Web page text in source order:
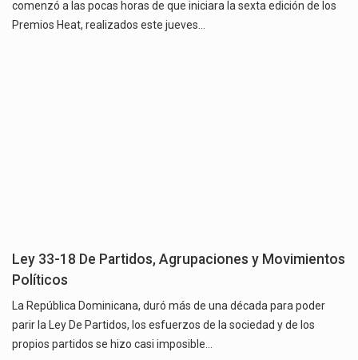
comenzó a las pocas horas de que iniciara la sexta edición de los
Premios Heat, realizados este jueves…
Ley 33-18 De Partidos, Agrupaciones y Movimientos
Políticos
La República Dominicana, duró más de una década para poder
parir la Ley De Partidos, los esfuerzos de la sociedad y de los
propios partidos se hizo casi imposible…